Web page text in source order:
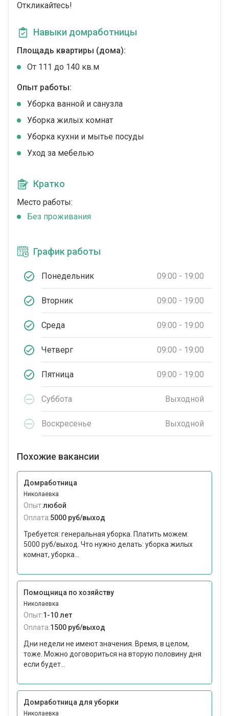
Откликайтесь!
Навыки домработницы
Площадь квартиры (дома):
От 111 до 140 кв.м
Опыт работы:
Уборка ванной и санузла
Уборка жилых комнат
Уборка кухни и мытье посуды
Уход за мебелью
Кратко
Место работы:
Без проживания
График работы
Понедельник 09:00 - 19:00
Вторник 09:00 - 19:00
Среда 09:00 - 19:00
Четверг 09:00 - 19:00
Пятница 09:00 - 19:00
Суббота Выходной
Воскресенье Выходной
Похожие вакансии
Домработница
Николаевка
Опыт:любой
Оплата:5000 руб/выход
Требуется: генеральная уборка. Платить можем:
5000 руб/выход. Что нужно делать: уборка жилых
комнат, уборка...
Помощница по хозяйству
Николаевка
Опыт:1-10 лет
Оплата:1500 руб/выход
Дни недели не имеют значения. Время, в целом,
тоже. Можно договориться на вторую половину дня
если будет...
Домработница для уборки
Николаевка